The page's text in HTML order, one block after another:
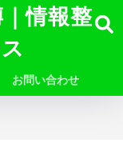
情報整
お問い合わせ